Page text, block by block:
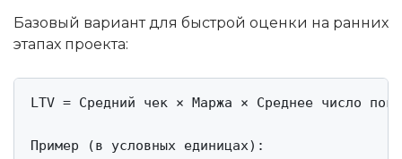
Базовый вариант для быстрой оценки на ранних
этапах проекта:
LTV = Средний чек × Маржа × Среднее число
Пример (в условных единицах):